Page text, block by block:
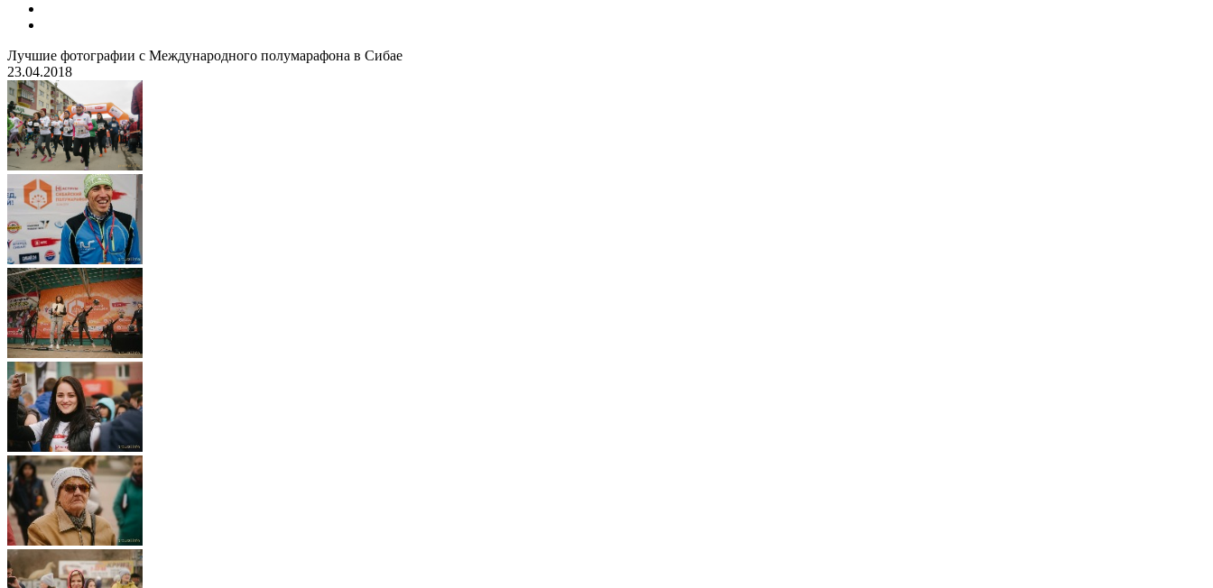
Лучшие фотографии с Международного полумарафона в Сибае
23.04.2018